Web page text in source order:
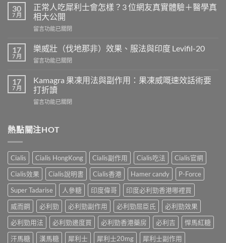
期
服
用
威
鋼
導
不
孕
嗎？
實
證
你
真
相，
備
孕
男
必
讀〉
30
7 月
正常人吃犀利士會怎樣？3 位網友真實體驗＋醫學真
相大公開
在
常
人
吃
利
士
怎
位
真
實
體
驗
＋
醫
真
相
大
留言功能已關閉
17
7 月
樂威壯（伐地那非）效果、服法與印度 Levifil-20
在
威
壯
（伐
地
效
法
與
印
度
Levifil-
20〉
留言功能已關閉
17
7 月
Kamagra 果凍用法與副作用：果凍威嘅速效話術要
打折讀
在
凍
用
與
副
作
用：
果
凍
嘅
速
效
留言功能已關閉
熱點關注HOT
Cialis Cialis HongKong Cialis副作用 Cialis吃法
Cialis官網
Cialis效果
Cialis說明書 Cialis香港 Hamer candy
P-Force
Super Tadarise
人參糖 印度偉哥
印度必利勁香港哪裡買
威而鋼
必利勁 必利勁副作用 必利勁屈臣氏
必利勁效果
必利勁用法
必利勁邊度買 必利勁香港藥房 必利吉
悍馬紅糖
汗馬糖
漢馬糖 犀利士 犀利士20mg
犀利士副作用